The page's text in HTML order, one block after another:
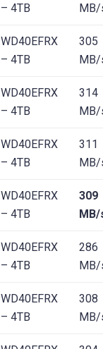
– 4TB
WD40EFRX
– 4TB
305
WD40EFRX
– 4TB
314
WD40EFRX
– 4TB
311
WD40EFRX
– 4TB
309
MB/
WD40EFRX
– 4TB
286
WD40EFRX
– 4TB
308